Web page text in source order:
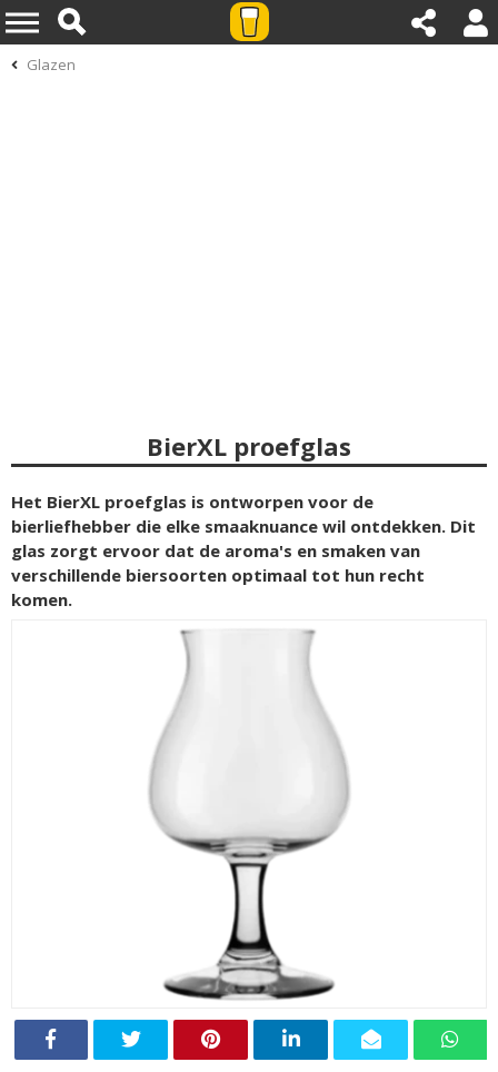
Glazen
BierXL proefglas
Het BierXL proefglas is ontworpen voor de
bierliefhebber die elke smaaknuance wil ontdekken. Dit
glas zorgt ervoor dat de aroma's en smaken van
verschillende biersoorten optimaal tot hun recht
komen.